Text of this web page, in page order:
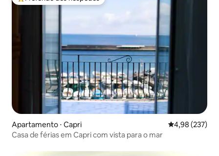
Entre os melhores preferidos dos hóspedes
Apartamento ⋅ Capri 4,98 de uma
4,98 (237)
Casa de férias em Capri com vista para o mar